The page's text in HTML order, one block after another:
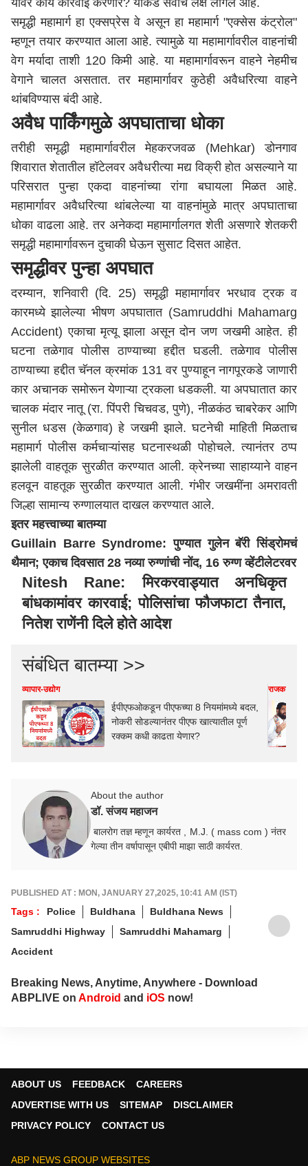
यावर काय कारवाई करणार? याकडे सर्वांचे लक्ष लागले आहे.
समृद्धी महामार्ग हा एक्सप्रेस वे असून हा महामार्ग "एक्सेस कंट्रोल"
म्हणून तयार करण्यात आला आहे. त्यामुळे या महामार्गावरील वाहनांची
वेग मर्यादा ताशी 120 किमी आहे. या महामार्गावरून वाहने नेहमीच
वेगाने चालत असतात. तर महामार्गावर कुठेही अवैधरित्या वाहने
थांबविण्यास बंदी आहे.
अवैध पार्किंगमुळे अपघाताचा धोका
तरीही समृद्धी महामार्गावरील मेहकरजवळ (Mehkar) डोनगाव
शिवारात शेतातील हॉटेलवर अवैधरीत्या मद्य विक्री होत असल्याने या
परिसरात पुन्हा एकदा वाहनांच्या रांगा बघायला मिळत आहे.
महामार्गावर अवैधरित्या थांबलेल्या या वाहनांमुळे मात्र अपघाताचा
धोका वाढला आहे. तर अनेकदा महामार्गालगत शेती असणारे शेतकरी
समृद्धी महामार्गावरून दुचाकी घेऊन सुसाट दिसत आहेत.
समृद्धीवर पुन्हा अपघात
दरम्यान, शनिवारी (दि. 25) समृद्धी महामार्गावर भरधाव ट्रक व
कारमध्ये झालेल्या भीषण अपघातात (Samruddhi Mahamarg
Accident) एकाचा मृत्यू झाला असून दोन जण जखमी आहेत. ही
घटना तळेगाव पोलीस ठाण्याच्या हद्दीत घडली. तळेगाव पोलीस
ठाण्याच्या हद्दीत चॅनल क्रमांक 131 वर पुण्याहूननागपूरकडे जाणारी
कार अचानक समोरून येणाऱ्या ट्रकला धडकली. या अपघातात कार
चालक मंदार नातू (रा. पिंपरी चिचवड,पुणे), नीळकंठ चाबरेकर आणि
सुनील धडस (केळगाव) हे जखमी झाले. घटनेची माहिती मिळताच
महामार्ग पोलीस कर्मचाऱ्यांसह घटनास्थळी पोहोचले. त्यानंतर ठप्प
झालेली वाहतूक सुरळीत करण्यात आली. क्रेनच्या साहाय्याने वाहन
हलवून वाहतूक सुरळीत करण्यात आली. गंभीर जखमींना अमरावती
जिल्हा सामान्य रुग्णालयात दाखल करण्यात आले.
इतर महत्त्वाच्या बातम्या
Guillain Barre Syndrome: पुण्यात गुलेन बॅरी सिंड्रोमचं
थैमान; एकाच दिवसात 28 नव्या रुग्णांची नोंद, 16 रुग्ण व्हेंटीलेटरवर
Nitesh Rane: मिरकरवाड्यात अनधिकृत
बांधकामांवर कारवाई; पोलिसांचा फौजफाटा तैनात,
नितेश राणेंनी दिले होते आदेश
संबंधित बातम्या >>
व्यापार-उद्योग
ईपीएफओकडून पीएफच्या 8 नियमांमध्ये बदल,
नोकरी सोडल्यानंतर पीएफ खात्यातील पूर्ण
रक्कम कधी काढता येणार?
राजकारण
About the author
डॉ. संजय महाजन
बालरोग तज्ञ म्हणून कार्यरत , M.J. ( mass com ) नंतर
गेल्या तीन वर्षापासून एबीपी माझा साठी कार्यरत.
PUBLISHED AT : MON, JANUARY 27,2025, 10:41 AM (IST)
Tags : Police Buldhana
Buldhana News
Samruddhi Highway
Samruddhi Mahamarg
Accident
Breaking News, Anytime, Anywhere - Download
ABPLIVE on Android and iOS now!
ABOUT US FEEDBACK
CAREERS
ADVERTISE WITH US
SITEMAP
DISCLAIMER
PRIVACY POLICY
CONTACT US
ABP NEWS GROUP WEBSITES